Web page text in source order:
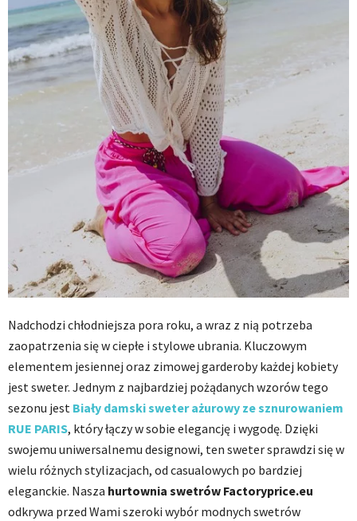
Nadchodzi chłodniejsza pora roku, a wraz z nią potrzeba
zaopatrzenia się w ciepłe i stylowe ubrania. Kluczowym
elementem jesiennej oraz zimowej garderoby każdej kobiety
jest sweter. Jednym z najbardziej pożądanych wzorów tego
sezonu jest Biały damski sweter ażurowy ze sznurowaniem
RUE PARIS, który łączy w sobie elegancję i wygodę. Dzięki
swojemu uniwersalnemu designowi, ten sweter sprawdzi się w
wielu różnych stylizacjach, od casualowych po bardziej
eleganckie. Nasza hurtownia swetrów Factoryprice.eu
odkrywa przed Wami szeroki wybór modnych swetrów